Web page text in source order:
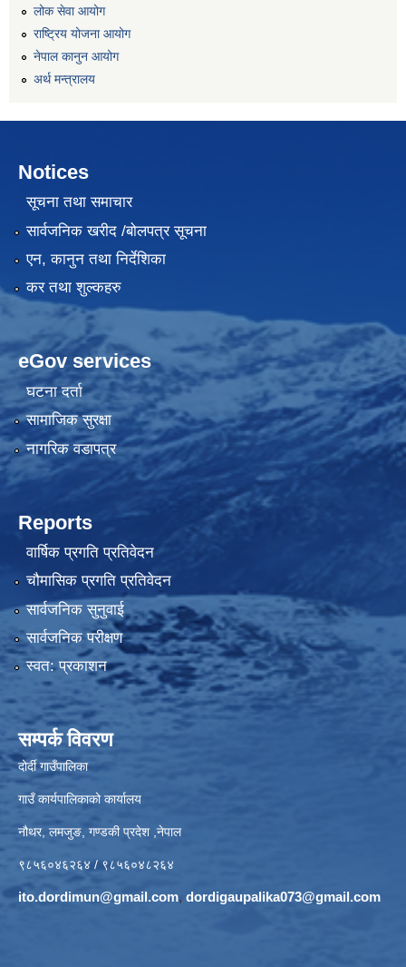
लोक सेवा आयोग
राष्ट्रिय योजना आयोग
नेपाल कानुन आयोग
अर्थ मन्त्रालय
Notices
सूचना तथा समाचार
सार्वजनिक खरीद /बोलपत्र सूचना
एन, कानुन तथा निर्देशिका
कर तथा शुल्कहरु
eGov services
घटना दर्ता
सामाजिक सुरक्षा
नागरिक वडापत्र
Reports
वार्षिक प्रगति प्रतिवेदन
चौमासिक प्रगति प्रतिवेदन
सार्वजनिक सुनुवाई
सार्वजनिक परीक्षण
स्वत: प्रकाशन
सम्पर्क विवरण
दोर्दी गाउँपालिका
गाउँ कार्यपालिकाको कार्यालय
नौथर, लमजुङ, गण्डकी प्रदेश ,नेपाल
९८५६०४६२६४ / ९८५६०४८२६४
ito.dordimun@gmail.com, dordigaupalika073@gmail.com